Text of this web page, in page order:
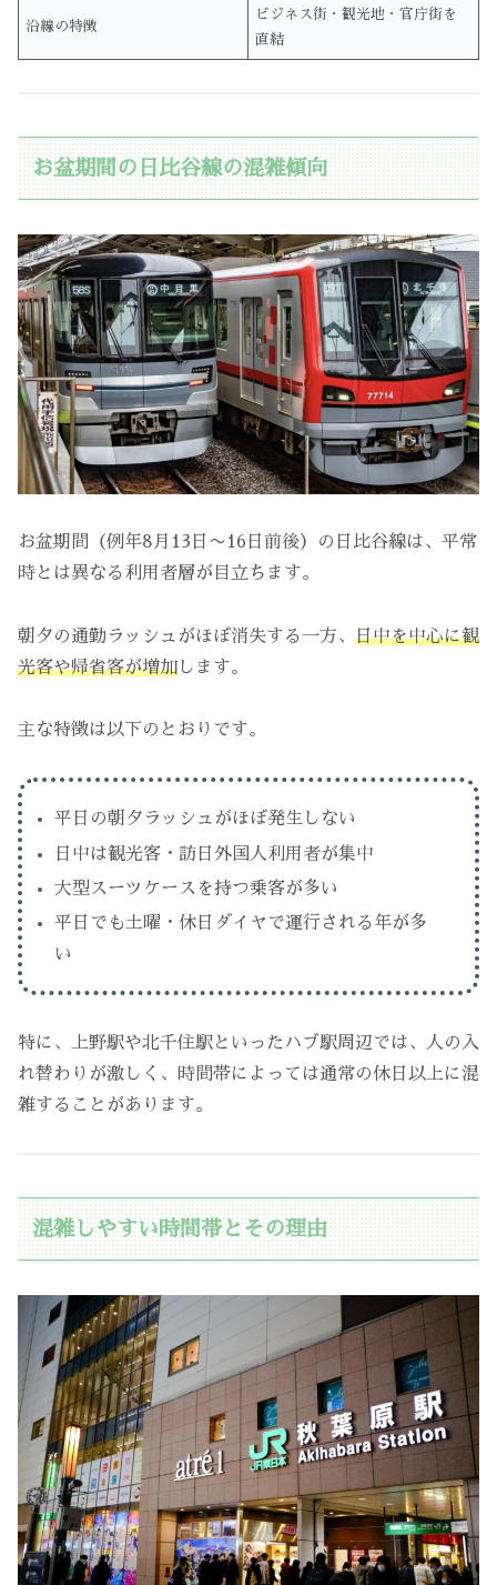
沿線の特徴
ビジネス街・観光地・官庁街を
直結
お盆期間の日比谷線の混雑傾向
お盆期間（例年8月13日〜16日前後）の日比谷線は、平常
時とは異なる利用者層が目立ちます。
朝夕の通勤ラッシュがほぼ消失する一方、 日中を中心に観
光客や帰省客が増加 します。
主な特徴は以下のとおりです。
平日の朝夕ラッシュがほぼ発生しない
日中は観光客・訪日外国人利用者が集中
大型スーツケースを持つ乗客が多い
平日でも土曜・休日ダイヤで運行される年が多
い
特に、上野駅や北千住駅といったハブ駅周辺では、人の入
れ替わりが激しく、時間帯によっては通常の休日以上に混
雑することがあります。
混雑しやすい時間帯とその理由